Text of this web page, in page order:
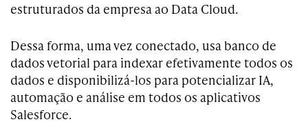
estruturados da empresa ao Data Cloud.
Dessa forma, uma vez conectado, usa banco de
dados vetorial para indexar efetivamente todos os
dados e disponibilizá-los para potencializar IA,
automação e análise em todos os aplicativos
Salesforce.